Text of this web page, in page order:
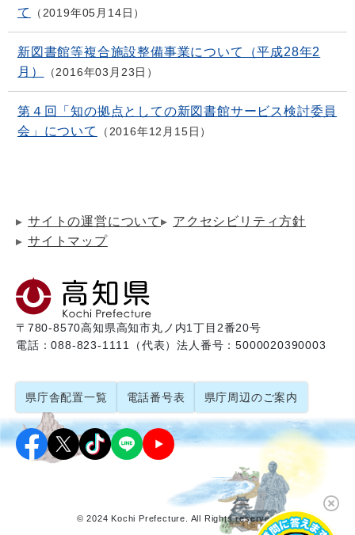
て
2019年05月14日
新図書館等複合施設整備事業について（平成28年2
月）
2016年03月23日
第４回「知の拠点としての新図書館サービス検討委員
会」について
2016年12月15日
サイトの運営について
アクセシビリティ方針
サイトマップ
〒780-8570高知県高知市丸ノ内1丁目2番20号
電話：088-823-1111（代表）法人番号：5000020390003
県庁舎配置一覧 電話番号表 県庁周辺のご案内
© 2024 Kochi Prefecture. All Rights reserved.